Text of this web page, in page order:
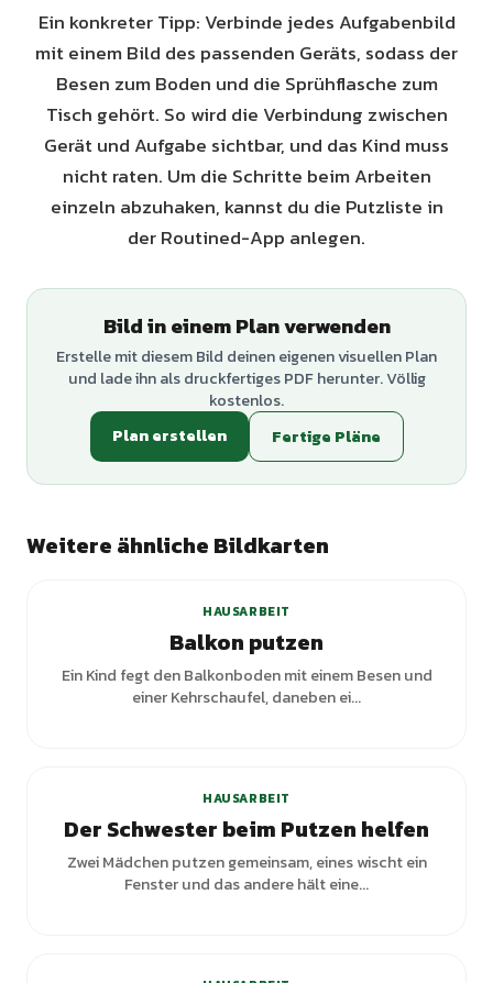
Ein konkreter Tipp: Verbinde jedes Aufgabenbild
mit einem Bild des passenden Geräts, sodass der
Besen zum Boden und die Sprühflasche zum
Tisch gehört. So wird die Verbindung zwischen
Gerät und Aufgabe sichtbar, und das Kind muss
nicht raten. Um die Schritte beim Arbeiten
einzeln abzuhaken, kannst du die Putzliste in
der Routined-App anlegen.
Bild in einem Plan verwenden
Erstelle mit diesem Bild deinen eigenen visuellen Plan
und lade ihn als druckfertiges PDF herunter. Völlig
kostenlos.
Plan erstellen
Fertige Pläne
Weitere ähnliche Bildkarten
HAUSARBEIT
Balkon putzen
Ein Kind fegt den Balkonboden mit einem Besen und
einer Kehrschaufel, daneben ei...
HAUSARBEIT
Der Schwester beim Putzen helfen
Zwei Mädchen putzen gemeinsam, eines wischt ein
Fenster und das andere hält eine...